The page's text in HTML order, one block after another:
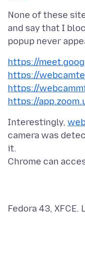
None of these
and say that I
https://
https://
https://
https://
Interestingly,
camera was
it.